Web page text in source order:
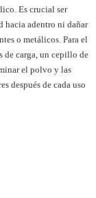
Es crucial ser
hacia adentro ni dañar
o metálicos. Para el
de carga, un cepillo de
el polvo y las
después de cada uso